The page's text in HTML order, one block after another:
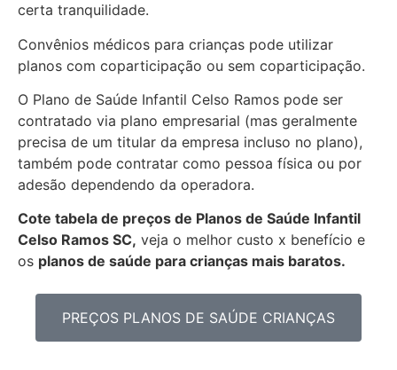
certa tranquilidade.
Convênios médicos para crianças pode utilizar
planos com coparticipação ou sem coparticipação.
O Plano de Saúde Infantil Celso Ramos pode ser
contratado via plano empresarial (mas geralmente
precisa de um titular da empresa incluso no plano),
também pode contratar como pessoa física ou por
adesão dependendo da operadora.
Cote tabela de preços de Planos de Saúde Infantil
Celso Ramos SC, veja o melhor custo x benefício e
os planos de saúde para crianças mais baratos.
PREÇOS PLANOS DE SAÚDE CRIANÇAS